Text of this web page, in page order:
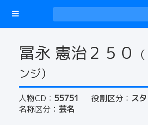
冨永 憲治２５０
ンジ）
人物CD： 55751 役割区分： ス
名称区分： 芸名